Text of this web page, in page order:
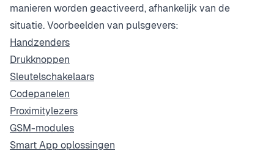
manieren worden geactiveerd, afhankelijk van de
situatie. Voorbeelden van pulsgevers:
Handzenders
Drukknoppen
Sleutelschakelaars
Codepanelen
Proximitylezers
GSM-modules
Smart App oplossingen